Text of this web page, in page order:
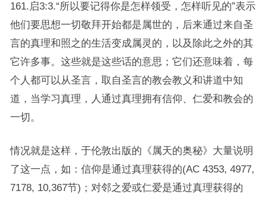
161.启3:3.“所以要记得你是怎样领受，怎样听见的”表示
他们要思想一切敬拜开始都是属世的，后来通过来自圣
言的真理和照之的生活变成属灵的，以及除此之外的其
它许多事。这些就是这些话的意思；它们还意味着，每
个人都可以从圣言，取自圣言的教会教义和讲道中知
道，当学习真理，人通过真理拥有信仰、仁爱和教会的
一切。
情况就是这样，于伦敦出版的《属天的奥秘》大量说明
了这一点，如：信仰是通过真理获得的(AC 4353, 4977,
7178, 10,367节)；对邻之爱或仁爱是通过真理获得的